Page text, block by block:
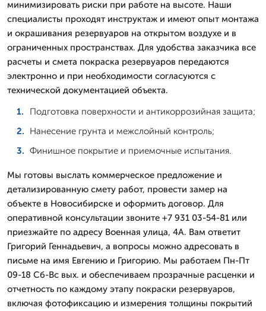
минимизировать риски при работе на высоте. Наши
специалисты проходят инструктаж и имеют опыт монтажа
и окрашивания резервуаров на открытом воздухе и в
ограниченных пространствах. Для удобства заказчика все
расчеты и смета покраска резервуаров передаются
электронно и при необходимости согласуются с
технической документацией объекта.
Подготовка поверхности и антикоррозийная защита;
Нанесение грунта и межслойный контроль;
Финишное покрытие и приемочные испытания.
Мы готовы выслать коммерческое предложение и
детализированную смету работ, провести замер на
объекте в Новосибирске и оформить договор. Для
оперативной консультации звоните +7 931 03-54-81 или
приезжайте по адресу Военная улица, 4А. Вам ответит
Григорий Геннадьевич, а вопросы можно адресовать в
письме на имя Евгению и Григорию. Мы работаем Пн-Пт
09-18 Сб-Вс вых. и обеспечиваем прозрачные расценки и
отчетность по каждому этапу покраски резервуаров,
включая фотофиксацию и измерения толщины покрытий